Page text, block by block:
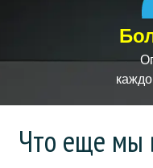
Что еще мы